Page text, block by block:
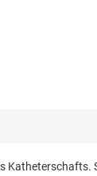
Katheterschafts.